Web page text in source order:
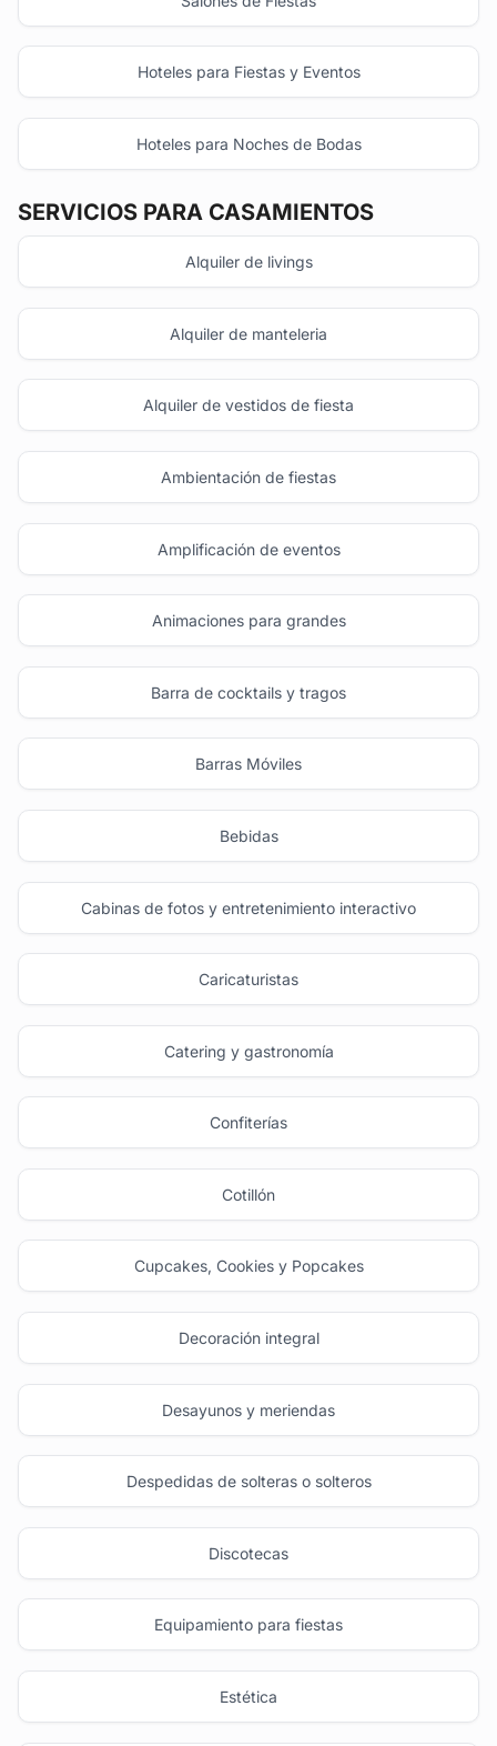
Hoteles para Fiestas y Eventos
Hoteles para Noches de Bodas
SERVICIOS PARA CASAMIENTOS
Alquiler de livings
Alquiler de manteleria
Alquiler de vestidos de fiesta
Ambientación de fiestas
Amplificación de eventos
Animaciones para grandes
Barra de cocktails y tragos
Barras Móviles
Bebidas
Cabinas de fotos y entretenimiento interactivo
Caricaturistas
Catering y gastronomía
Confiterías
Cotillón
Cupcakes, Cookies y Popcakes
Decoración integral
Desayunos y meriendas
Despedidas de solteras o solteros
Discotecas
Equipamiento para fiestas
Estética